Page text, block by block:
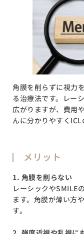
角膜を削らずに視力
る治療法です。レー
広がりますが、費用
んに分かりやすくICL
メリット
1. 角膜を削らない
レーシックやSMILE
ます。角膜が薄い方
す。